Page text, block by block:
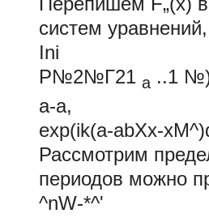
систем
Ini
Р№2№Г21 а ..1
а-а,
exp(ik(a-abXx-
Рассмотрим
периодов можно
^nW-*^'